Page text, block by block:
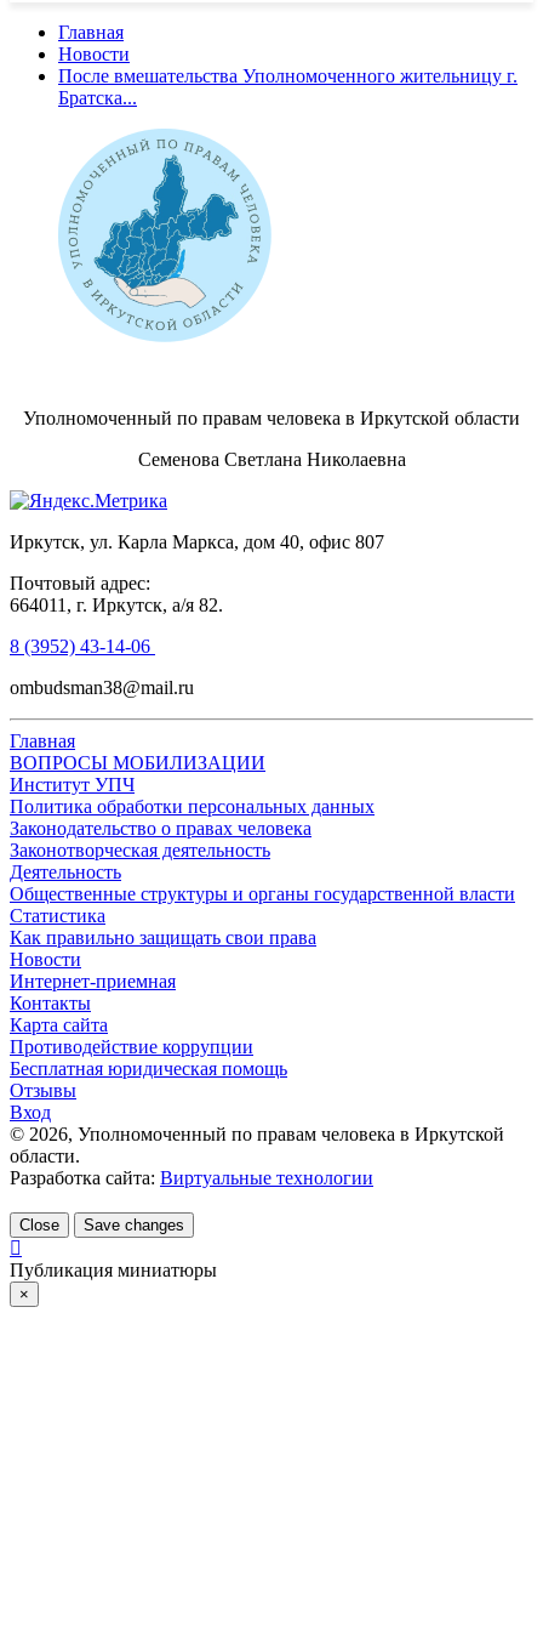
Главная
Новости
После вмешательства Уполномоченного жительницу г.
Братска...
Уполномоченный по правам человека в Иркутской области
Семенова Светлана Николаевна
Иркутск, ул. Карла Маркса, дом 40, офис 807
Почтовый адрес:
664011, г. Иркутск, а/я 82.
8 (3952) 43-14-06
ombudsman38@mail.ru
Главная
ВОПРОСЫ МОБИЛИЗАЦИИ
Институт УПЧ
Политика обработки персональных данных
Законодательство о правах человека
Законотворческая деятельность
Деятельность
Общественные структуры и органы государственной власти
Статистика
Как правильно защищать свои права
Новости
Интернет-приемная
Контакты
Карта сайта
Противодействие коррупции
Бесплатная юридическая помощь
Отзывы
Вход
© 2026, Уполномоченный по правам человека в Иркутской
области.
Разработка сайта: Виртуальные технологии
Close Save changes
Публикация миниатюры
×